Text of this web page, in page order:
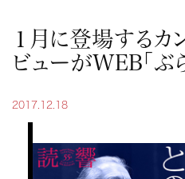
１月に登場するカ
ビューがWEB「ぶ
2017.12.18